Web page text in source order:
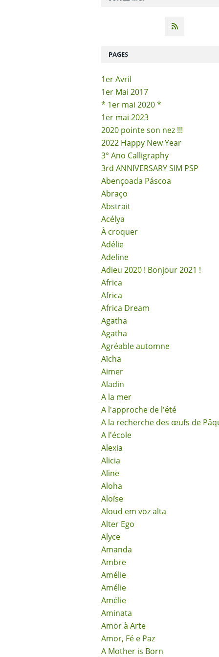
PAGES
1er Avril
1er Mai 2017
* 1er mai 2020 *
1er mai 2023
2020 pointe son nez !!!
2022 Happy New Year
3° Ano Calligraphy
3rd ANNIVERSARY SIM PSP
Abençoada Páscoa
Abraço
Abstrait
Acélya
À croquer
Adélie
Adeline
Adieu 2020 ! Bonjour 2021 !
Africa
Africa
Africa Dream
Agatha
Agatha
Agréable automne
Aïcha
Aimer
Aladin
A la mer
A l'approche de l'été
A la recherche des œufs de
A l'école
Alexia
Alicia
Aline
Aloha
Aloïse
Aloud em voz alta
Alter Ego
Alyce
Amanda
Ambre
Amélie
Amélie
Amélie
Aminata
Amor à Arte
Amor, Fé e Paz
A Mother is Born